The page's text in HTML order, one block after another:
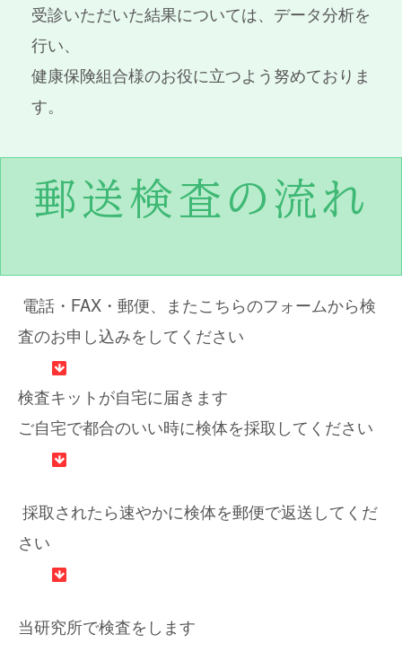
受診いただいた結果については、データ分析を
行い、
健康保険組合様のお役に立つよう努めておりま
す。
郵送検査の流れ
電話・FAX・郵便、またこちらのフォームから検
査のお申し込みをしてください
検査キットが自宅に届きます
ご自宅で都合のいい時に検体を採取してください
採取されたら速やかに検体を郵便で返送してくだ
さい
当研究所で検査をします